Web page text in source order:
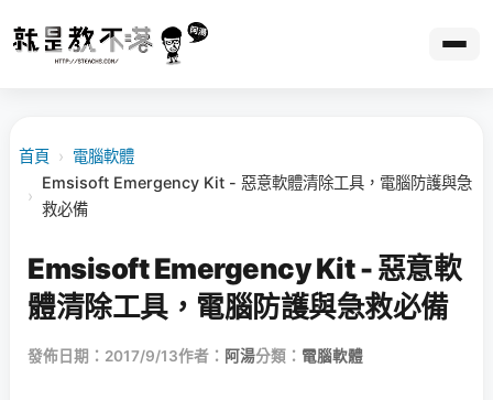
首頁 › 電腦軟體
›
Emsisoft Emergency Kit - 惡意軟體清除工具，電腦防護與急
救必備
Emsisoft Emergency Kit - 惡意軟
體清除工具，電腦防護與急救必備
發佈日期：2017/9/13作者： 阿湯分類： 電腦軟體